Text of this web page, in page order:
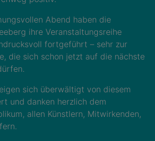
Abend haben die
ihre Veranstaltungsreihe
fortgeführt – sehr zur
die sich schon jetzt auf die nächste
sich überwältigt von diesem
und danken herzlich dem
allen Künstlern, Mitwirkenden,